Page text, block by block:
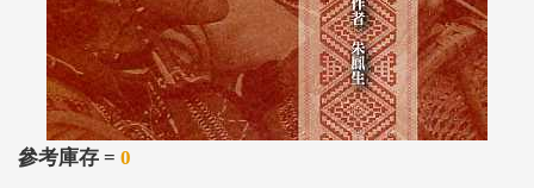
參考庫存 = 0